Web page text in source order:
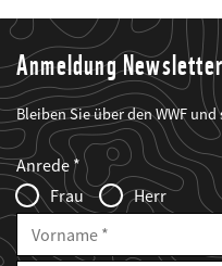
Anmeldung Newsletter
Bleiben Sie über den WWF
Web2Case
Infofelder
Fieldset
anrede_name
Anrede
Frau
Herr
Vorname